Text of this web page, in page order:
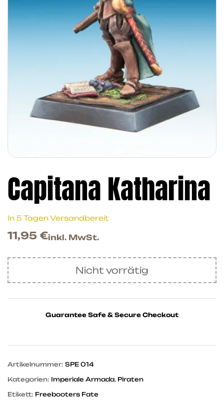
Capitana Katharina
In 5 Tagen Versandbereit
11,95 €inkl. MwSt.
Nicht vorrätig
Guarantee Safe & Secure Checkout
Artikelnummer: SPE 014
Kategorien: Imperiale Armada, Piraten
Etikett: Freebooters Fate